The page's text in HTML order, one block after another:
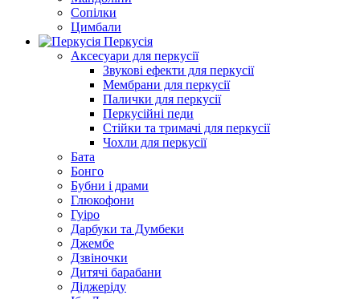
Сопілки
Цимбали
Перкусія
Аксесуари для перкусії
Звукові ефекти для перкусії
Мембрани для перкусії
Палички для перкусії
Перкусійні педи
Стійки та тримачі для перкусії
Чохли для перкусії
Бата
Бонго
Бубни і драми
Глюкофони
Гуіро
Дарбуки та Думбеки
Джембе
Дзвіночки
Дитячі барабани
Діджеріду